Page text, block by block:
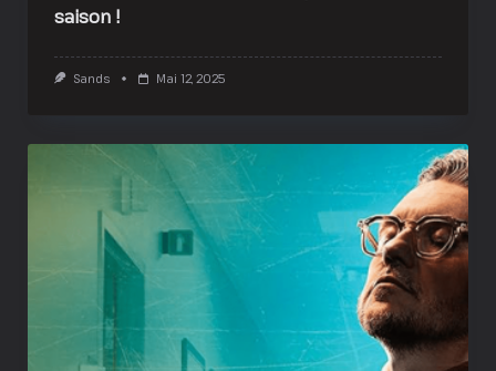
saison !
Sands Mai 12, 2025